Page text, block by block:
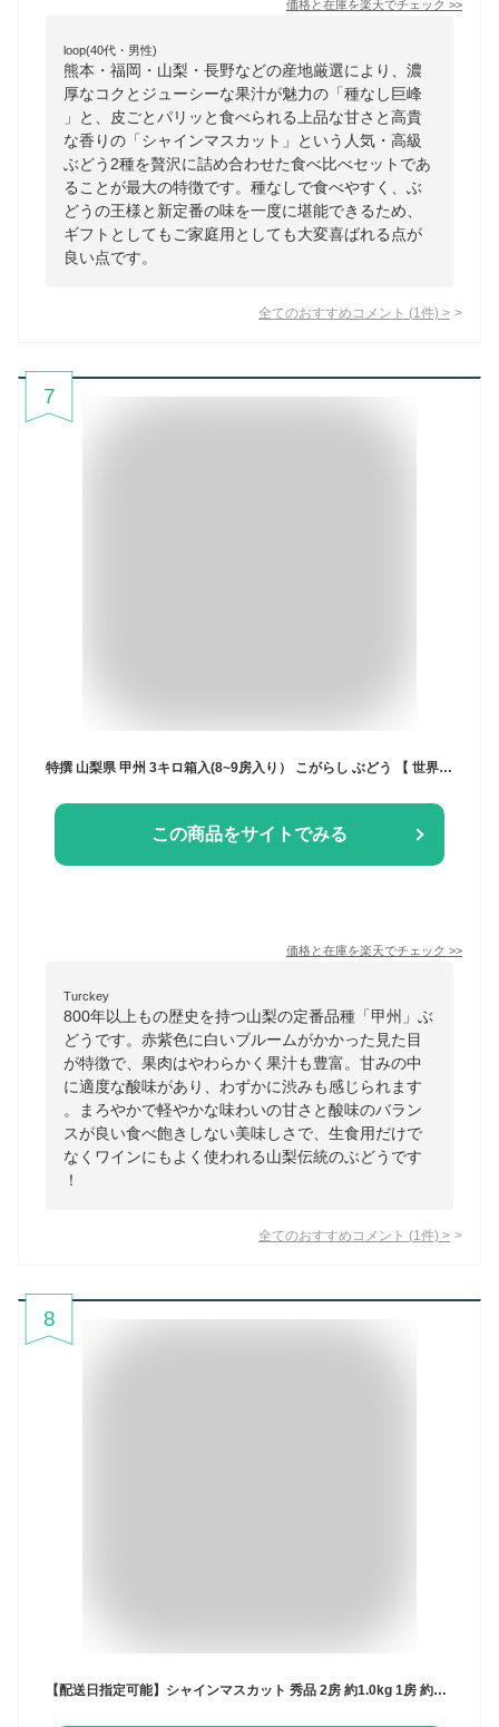
価格と在庫を楽天でチェック >>
loop(40代・男性)
熊本・福岡・山梨・長野などの産地厳選により、濃
厚なコクとジューシーな果汁が魅力の「種なし巨峰
」と、皮ごとパリッと食べられる上品な甘さと高貴
な香りの「シャインマスカット」という人気・高級
ぶどう2種を贅沢に詰め合わせた食べ比べセットであ
ることが最大の特徴です。種なしで食べやすく、ぶ
どうの王様と新定番の味を一度に堪能できるため、
ギフトとしてもご家庭用としても大変喜ばれる点が
良い点です。
全てのおすすめコメント (1 件) >
7
特撰 山梨県 甲州 3キロ箱入(8~9房入り） こがらし ぶどう 【 世界農業遺産認定 】【 YUM NOSH 】【 産地直送 】【 ギフト 】【 素朴な味 】【 飽きない 】【 山梨の代表品種 】【 ご当地 】【 おすすめ 】【 9月下旬頃より 発送 】
この商品をサイトでみる
価格と在庫を楽天でチェック >>
Turckey
800年以上もの歴史を持つ山梨の定番品種「甲州」ぶ
どうです。赤紫色に白いブルームがかかった見た目
が特徴で、果肉はやわらかく果汁も豊富。甘みの中
に適度な酸味があり、わずかに渋みも感じられます
。まろやかで軽やかな味わいの甘さと酸味のバラン
スが良い食べ飽きしない美味しさで、生食用だけで
なくワインにもよく使われる山梨伝統のぶどうです
！
全てのおすすめコメント (1 件) >
8
【配送日指定可能】シャインマスカット 秀品 2房 約1.0kg 1房 約500g 大房 送料無料 産地厳選 長野 山梨 福岡 香川 ぶどう 葡萄 ギフト フルーツ 贈答品 のし対応 果物 高級 皮ごと食べれる 選べる内容量 御見舞い 御歳暮 セール